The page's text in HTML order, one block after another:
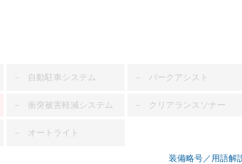
－ 自動駐車システム － パークアシスト
－ 衝突被害軽減システム － クリアランスソナー
－ オートライト
装備略号／用語解